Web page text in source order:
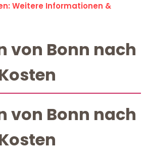
Weitere Informationen &
von Bonn nach
von Bonn nach